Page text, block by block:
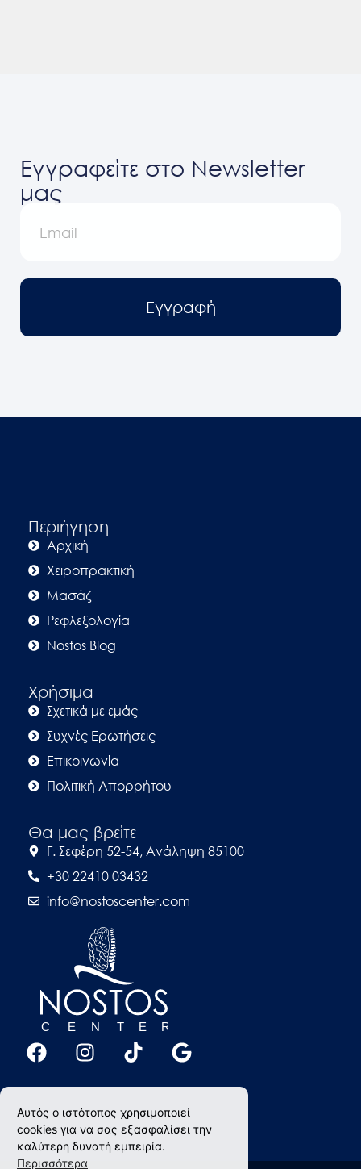
Αυτός ο ιστότοπος χρησιμοποιεί
cookies για να σας εξασφαλίσει την
καλύτερη δυνατή εμπειρία.
Περισσότερα
Εγγραφείτε στο Newsletter
μας
Εγγραφή
Περιήγηση
Αρχική
Χειροπρακτική
Μασάζ
Ρεφλεξολογία
Nostos Blog
Χρήσιμα
Σχετικά με εμάς
Συχνές Ερωτήσεις
Επικοινωνία
Πολιτική Απορρήτου
Θα μας βρείτε
Γ. Σεφέρη 52-54, Ανάληψη 85100
+30 22410 03432
info@nostoscenter.com